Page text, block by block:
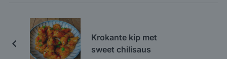
Krokante kip met
sweet chilisaus